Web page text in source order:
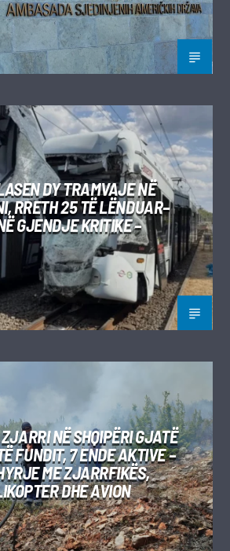
DY TRAMVAJE NË
RRETH 25 TË LËNDUAR–
GJENDJE KRITIKE –
NË SHQIPËRI GJATË
FUNDIT, 7 ENDE AKTIVE –
ME ZJARRFIKËS,
DHE AVION